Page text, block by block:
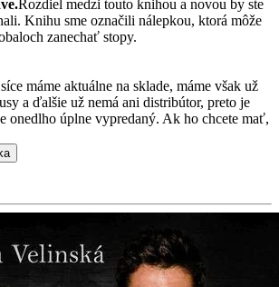
Rozdiel medzi touto knihou a novou by ste
Knihu sme označili nálepkou, ktorá môže
zanechať stopy.
máme aktuálne na sklade, máme však už
a ďalšie už nemá ani distribútor, preto je
onedlho úplne vypredaný. Ak ho chcete mať,